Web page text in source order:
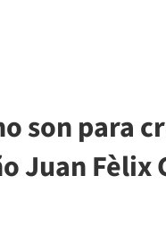
son para
Juan Fèlix